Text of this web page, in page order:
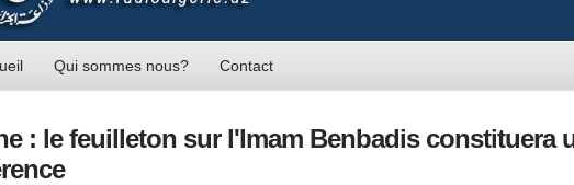
Qui sommes nous? Contact
: le feuilleton sur l'Imam Benbadis constituera